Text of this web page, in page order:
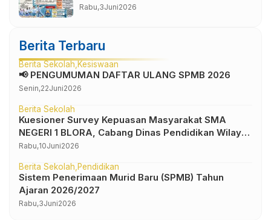
Rabu,3Juni2026
Berita Terbaru
Berita Sekolah Kesiswaan
📢 PENGUMUMAN DAFTAR ULANG SPMB 2026
Senin,22Juni2026
Berita Sekolah
Kuesioner Survey Kepuasan Masyarakat SMA
NEGERI 1 BLORA, Cabang Dinas Pendidikan Wilayah
IV
Rabu,10Juni2026
Berita Sekolah Pendidikan
Sistem Penerimaan Murid Baru (SPMB) Tahun
Ajaran 2026/2027
Rabu,3Juni2026